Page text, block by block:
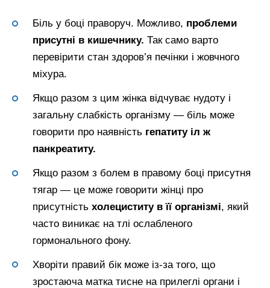
Біль у боці праворуч. Можливо, проблеми
присутні в кишечнику. Так само варто
перевірити стан здоров’я печінки і жовчного
міхура.
Якщо разом з цим жінка відчуває нудоту і
загальну слабкість організму — біль може
говорити про наявність гепатиту іл ж
панкреатиту.
Якщо разом з болем в правому боці присутня
тягар — це може говорити жінці про
присутність холециститу в її організмі, який
часто виникає на тлі ослабленого
гормонального фону.
Хворіти правий бік може із-за того, що
зростаюча матка тисне на прилеглі органи і